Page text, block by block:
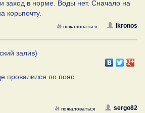
заход в норме. Воды нет. Сначало на
корьпочту.
ikronos
пожаловаться
залив)
провалился по пояс.
sergo82
пожаловаться